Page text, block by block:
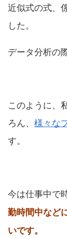
近似式の式、
した。
データ分析の
このように、
ろん、 様々な
す。
今は仕事中で
勤時間中など
いです。